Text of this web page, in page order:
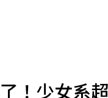
！少女系